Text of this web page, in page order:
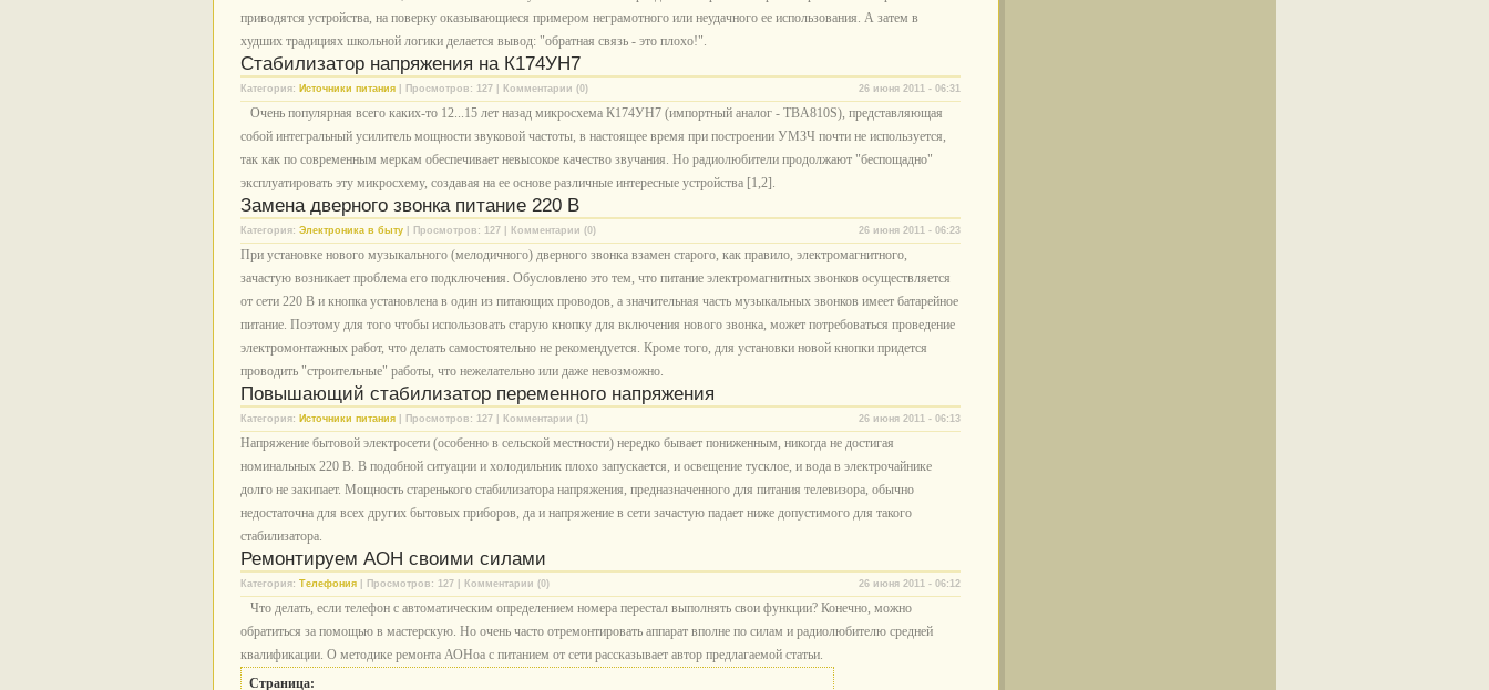
приводятся устройства, на поверку оказывающиеся примером неграмотного или неудачного ее использования. А затем в
худших традициях школьной логики делается вывод: "обратная связь - это плохо!".
Стабилизатор напряжения на К174УН7
Категория: Источники питания | Просмотров: 127 | Комментарии (0) 26 июня 2011 - 06:31
Очень популярная всего каких-то 12...15 лет назад микросхема К174УН7 (импортный аналог - TBA810S), представляющая
собой интегральный усилитель мощности звуковой частоты, в настоящее время при построении УМЗЧ почти не используется,
так как по современным меркам обеспечивает невысокое качество звучания. Но радиолюбители продолжают "беспощадно"
эксплуатировать эту микросхему, создавая на ее основе различные интересные устройства [1,2].
Замена дверного звонка питание 220 В
Категория: Электроника в быту | Просмотров: 127 | Комментарии (0) 26 июня 2011 - 06:23
При установке нового музыкального (мелодичного) дверного звонка взамен старого, как правило, электромагнитного,
зачастую возникает проблема его подключения. Обусловлено это тем, что питание электромагнитных звонков осуществляется
от сети 220 В и кнопка установлена в один из питающих проводов, а значительная часть музыкальных звонков имеет батарейное
питание. Поэтому для того чтобы использовать старую кнопку для включения нового звонка, может потребоваться проведение
электромонтажных работ, что делать самостоятельно не рекомендуется. Кроме того, для установки новой кнопки придется
проводить "строительные" работы, что нежелательно или даже невозможно.
Повышающий стабилизатор переменного напряжения
Категория: Источники питания | Просмотров: 127 | Комментарии (1) 26 июня 2011 - 06:13
Напряжение бытовой электросети (особенно в сельской местности) нередко бывает пониженным, никогда не достигая
номинальных 220 В. В подобной ситуации и холодильник плохо запускается, и освещение тусклое, и вода в электрочайнике
долго не закипает. Мощность старенького стабилизатора напряжения, предназначенного для питания телевизора, обычно
недостаточна для всех других бытовых приборов, да и напряжение в сети зачастую падает ниже допустимого для такого
стабилизатора.
Ремонтируем АОН своими силами
Категория: Телефония | Просмотров: 127 | Комментарии (0) 26 июня 2011 - 06:12
Что делать, если телефон с автоматическим определением номера перестал выполнять свои функции? Конечно, можно
обратиться за помощью в мастерскую. Но очень часто отремонтировать аппарат вполне по силам и радиолюбителю средней
квалификации. О методике ремонта АОНоа с питанием от сети рассказывает автор предлагаемой статьи.
Страница: